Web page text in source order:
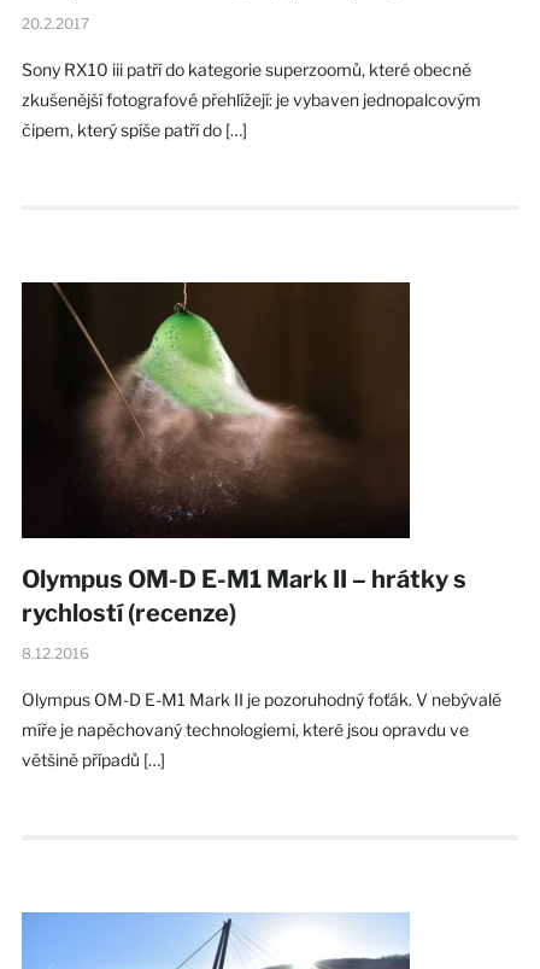
20.2.2017
Sony RX10 iii patří do kategorie superzoomů, které obecně
zkušenější fotografové přehlížejí: je vybaven jednopalcovým
čipem, který spíše patří do […]
Olympus OM-D E-M1 Mark II – hrátky s
rychlostí (recenze)
8.12.2016
Olympus OM-D E-M1 Mark II je pozoruhodný foťák. V nebývalé
míře je napěchovaný technologiemi, které jsou opravdu ve
většině případů […]